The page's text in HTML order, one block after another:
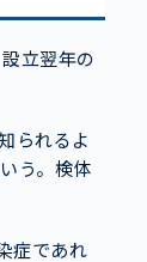
立翌年の
られるよ
う。検体
症であれ